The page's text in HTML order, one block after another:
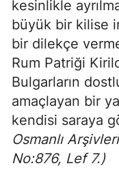
kesinlikle
büyük bir kilise
bir dilekçe
Rum Patriği
Bulgarların
amaçlayan bir
kendisi saraya
Osmanlı
No:876, Lef 7.)